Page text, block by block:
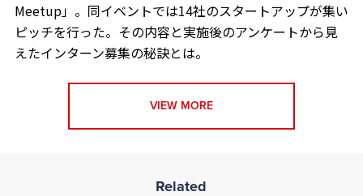
Meetup」。同イベントでは14社のスタートアップが集い
ピッチを行った。その内容と実施後のアンケートから見
えたインターン募集の秘訣とは。
VIEW MORE
Related